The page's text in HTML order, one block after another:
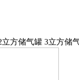
方储气罐 3立方储